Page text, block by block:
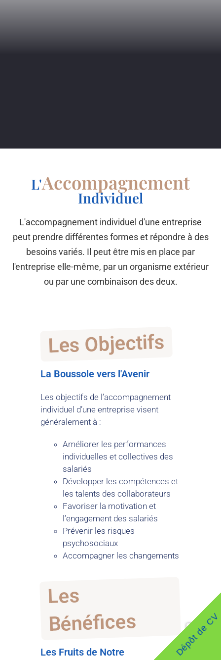
L'Accompagnement
Individuel
L'accompagnement individuel d'une entreprise
peut prendre différentes formes et répondre à des
besoins variés. Il peut être mis en place par
l'entreprise elle-même, par un organisme extérieur
ou par une combinaison des deux.
Les Objectifs
La Boussole vers l'Avenir
Les objectifs de l’accompagnement
individuel d’une entreprise visent
généralement à :
Améliorer les performances
individuelles et collectives des
salariés
Développer les compétences et
les talents des collaborateurs
Favoriser la motivation et
l’engagement des salariés
Prévenir les risques
psychosociaux
Accompagner les changements
Les
Bénéfices
Les Fruits de Notre Dépôt de CV